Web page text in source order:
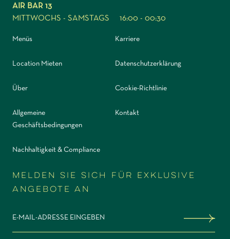
AIR BAR 13
MITTWOCHS - SAMSTAGS
16:00 - 00:30
Menüs Karriere
Location Mieten Datenschutzerklärung
Über Cookie-Richtlinie
Allgemeine
Geschäftsbedingungen
Kontakt
Nachhaltigkeit & Compliance
Melden Sie sich für exklusive
Angebote an
Sign me up